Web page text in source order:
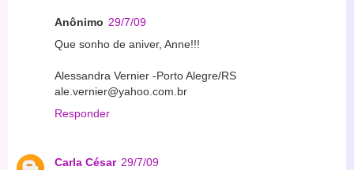
Anônimo 29/7/09
Que sonho de aniver, Anne!!!
Alessandra Vernier -Porto Alegre/RS
ale.vernier@yahoo.com.br
Responder
Carla César 29/7/09